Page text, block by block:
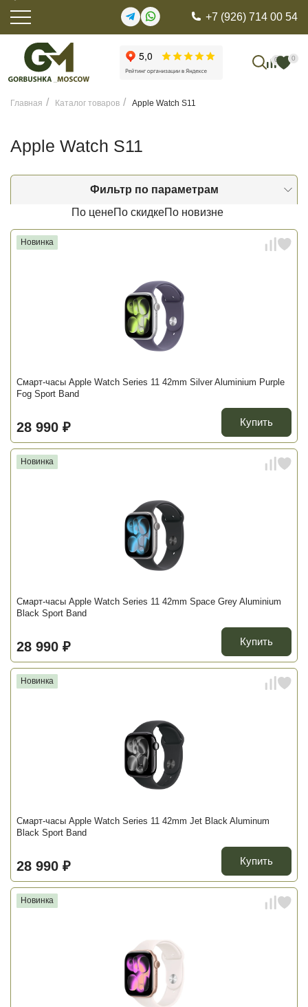
+7 (926) 714 00 54
0 0
Главная Каталог товаров Apple Watch S11
Apple Watch S11
Фильтр по параметрам
По ценеПо скидкеПо новизне
Новинка
Смарт-часы Apple Watch Series 11 42mm Silver Aluminium Purple
Fog Sport Band
28 990 ₽ Купить
Новинка
Смарт-часы Apple Watch Series 11 42mm Space Grey Aluminium
Black Sport Band
28 990 ₽ Купить
Новинка
Смарт-часы Apple Watch Series 11 42mm Jet Black Aluminum
Black Sport Band
28 990 ₽ Купить
Новинка